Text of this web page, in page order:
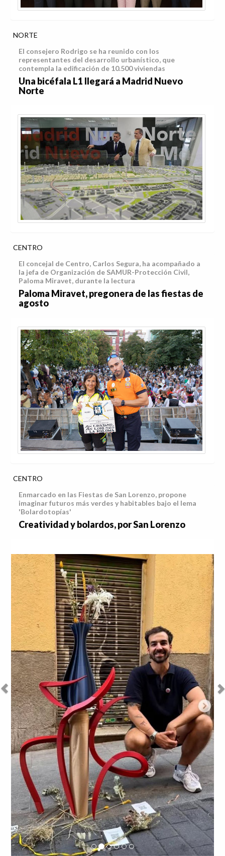
NORTE
El consejero Rodrigo se ha reunido con los
representantes del desarrollo urbanístico, que
contempla la edificación de 10.500 viviendas
Una bicéfala L1 llegará a Madrid Nuevo
Norte
CENTRO
El concejal de Centro, Carlos Segura, ha acompañado a
la jefa de Organización de SAMUR-Protección Civil,
Paloma Miravet, durante la lectura
Paloma Miravet, pregonera de las fiestas de
agosto
CENTRO
Enmarcado en las Fiestas de San Lorenzo, propone
imaginar futuros más verdes y habitables bajo el lema
'Bolardotopías'
Creatividad y bolardos, por San Lorenzo
Anterior